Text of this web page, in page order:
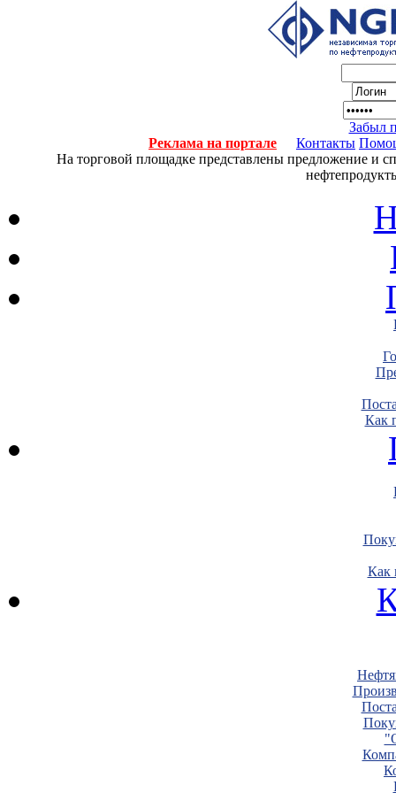
Забыл
Реклама на портале
Контакты
На торговой площадке представлены предложение и
Как
Как